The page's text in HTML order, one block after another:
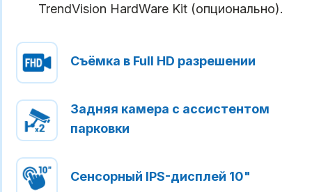
TrendVision HardWare Kit (опционально).
Съёмка в Full HD разрешении
Задняя камера с ассистентом
парковки
Сенсорный IPS-дисплей 10"